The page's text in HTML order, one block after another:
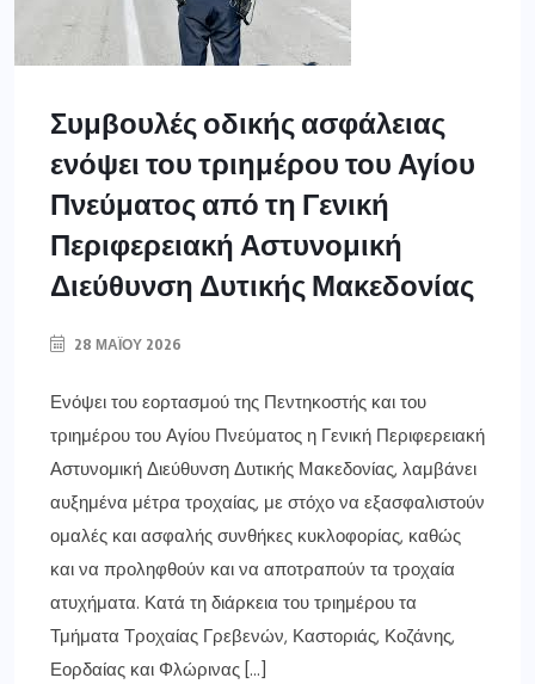
Συμβουλές οδικής ασφάλειας
ενόψει του τριημέρου του Αγίου
Πνεύματος από τη Γενική
Περιφερειακή Αστυνομική
Διεύθυνση Δυτικής Μακεδονίας
28 ΜΑΪ́ΟΥ 2026
Ενόψει του εορτασμού της Πεντηκοστής και του
τριημέρου του Αγίου Πνεύματος η Γενική Περιφερειακή
Αστυνομική Διεύθυνση Δυτικής Μακεδονίας, λαμβάνει
αυξημένα μέτρα τροχαίας, με στόχο να εξασφαλιστούν
ομαλές και ασφαλής συνθήκες κυκλοφορίας, καθώς
και να προληφθούν και να αποτραπούν τα τροχαία
ατυχήματα. Κατά τη διάρκεια του τριημέρου τα
Τμήματα Τροχαίας Γρεβενών, Καστοριάς, Κοζάνης,
Εορδαίας και Φλώρινας […]